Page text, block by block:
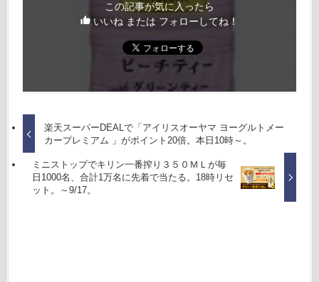
この記事が気に入ったら
いいね または フォローしてね！
楽天スーパーDEALで「アイリスオーヤマ ヨーグルトメー
カープレミアム 」がポイント20倍。本日10時～。
ミニストップでキリン一番搾り３５０ＭＬが毎
日1000名、合計1万名に先着で当たる。18時リセ
ット。～9/17。